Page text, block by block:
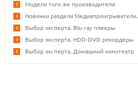
Модели того же производителя
Новинки раздела Медиапроигрыватели.
Выбор эксперта. Blu-ray плееры
Выбор эксперта. HDD-DVD рекордеры
Выбор эксперта. Домашний кинотеатр